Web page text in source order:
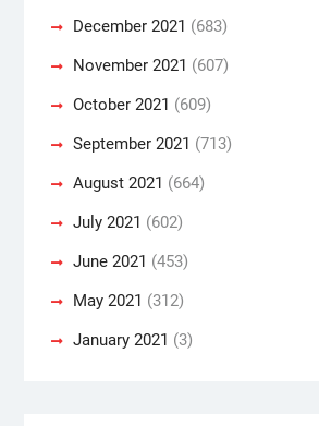
December 2021 (683)
November 2021 (607)
October 2021 (609)
September 2021 (713)
August 2021 (664)
July 2021 (602)
June 2021 (453)
May 2021 (312)
January 2021 (3)